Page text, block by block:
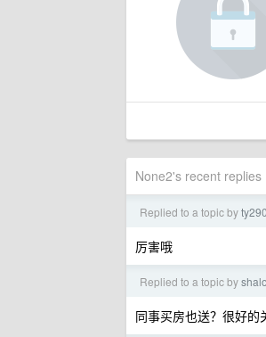
None2's recent replies
Replied to a topic by
厉害哦
Replied to a topic by
同事买房也送？很好的